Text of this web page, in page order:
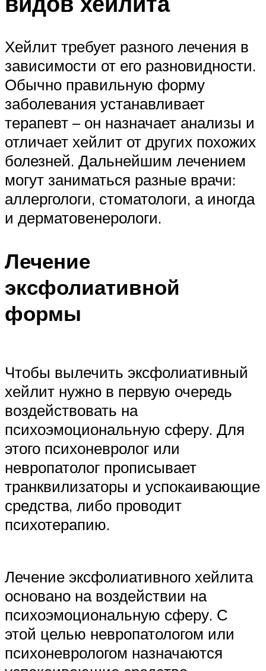
Хейлит требует разного лечения в
зависимости от его разновидности.
Обычно правильную форму
заболевания устанавливает
терапевт – он назначает анализы и
отличает хейлит от других похожих
болезней. Дальнейшим лечением
могут заниматься разные врачи:
аллергологи, стоматологи, а иногда
и дерматовенерологи.
Лечение
эксфолиативной
формы
Чтобы вылечить эксфолиативный
хейлит нужно в первую очередь
воздействовать на
психоэмоциональную сферу. Для
этого психоневролог или
невропатолог прописывает
транквилизаторы и успокаивающие
средства, либо проводит
психотерапию.
Лечение эксфолиативного хейлита
основано на воздействии на
психоэмоциональную сферу. С
этой целью невропатологом или
психоневрологом назначаются